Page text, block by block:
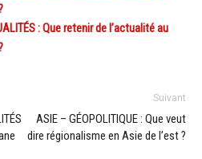
: Que retenir de l’actualité au
Suivant
ASIE – GÉOPOLITIQUE : Que veut
dire régionalisme en Asie de l’est ?